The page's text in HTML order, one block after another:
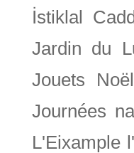
İstiklal
Jardin du
Jouets Noël
Journées
L'Eixample